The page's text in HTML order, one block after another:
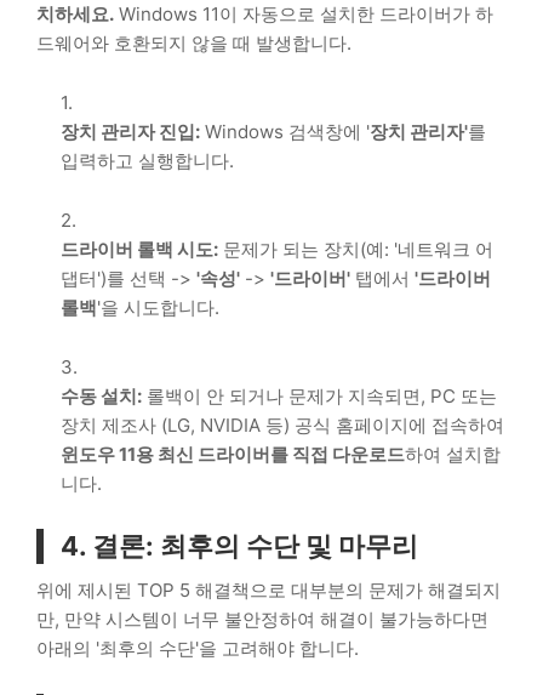
치하세요. Windows 11이 자동으로 설치한 드라이버가 하
드웨어와 호환되지 않을 때 발생합니다.
장치 관리자 진입: Windows 검색창에 '장치 관리자'를
입력하고 실행합니다.
드라이버 롤백 시도: 문제가 되는 장치(예: '네트워크 어
댑터')를 선택 -> '속성' -> '드라이버' 탭에서 '드라이버
롤백'을 시도합니다.
수동 설치: 롤백이 안 되거나 문제가 지속되면, PC 또는
장치 제조사 (LG, NVIDIA 등) 공식 홈페이지에 접속하여
윈도우 11용 최신 드라이버를 직접 다운로드하여 설치합
니다.
4. 결론: 최후의 수단 및 마무리
위에 제시된 TOP 5 해결책으로 대부분의 문제가 해결되지
만, 만약 시스템이 너무 불안정하여 해결이 불가능하다면
아래의 '최후의 수단'을 고려해야 합니다.